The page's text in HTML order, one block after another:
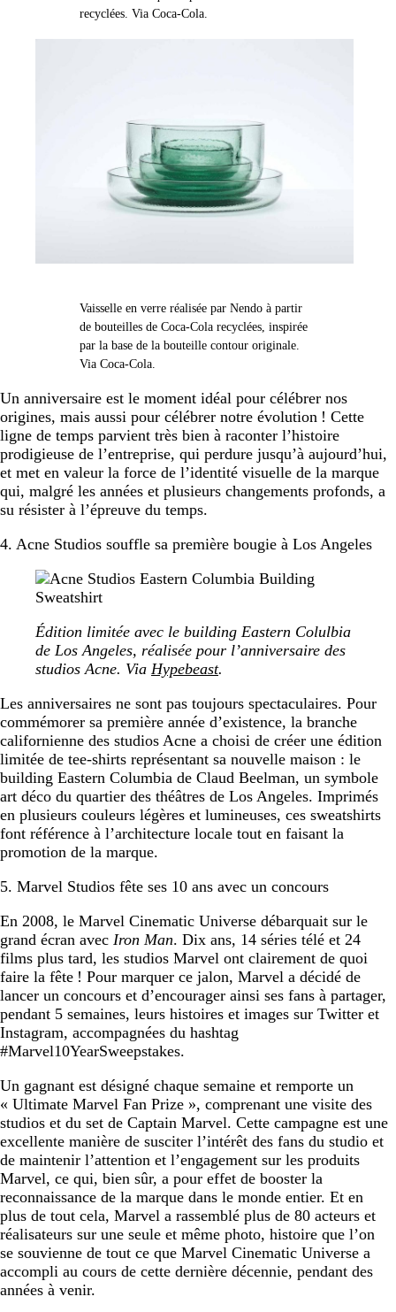
recyclées. Via Coca-Cola.
Vaisselle en verre réalisée par Nendo à partir
de bouteilles de Coca-Cola recyclées, inspirée
par la base de la bouteille contour originale.
Via Coca-Cola.
Un anniversaire est le moment idéal pour célébrer nos
origines, mais aussi pour célébrer notre évolution ! Cette
ligne de temps parvient très bien à raconter l’histoire
prodigieuse de l’entreprise, qui perdure jusqu’à aujourd’hui,
et met en valeur la force de l’identité visuelle de la marque
qui, malgré les années et plusieurs changements profonds, a
su résister à l’épreuve du temps.
4. Acne Studios souffle sa première bougie à Los Angeles
Édition limitée avec le building Eastern Colulbia
de Los Angeles, réalisée pour l’anniversaire des
studios Acne. Via Hypebeast.
Les anniversaires ne sont pas toujours spectaculaires. Pour
commémorer sa première année d’existence, la branche
californienne des studios Acne a choisi de créer une édition
limitée de tee-shirts représentant sa nouvelle maison : le
building Eastern Columbia de Claud Beelman, un symbole
art déco du quartier des théâtres de Los Angeles. Imprimés
en plusieurs couleurs légères et lumineuses, ces sweatshirts
font référence à l’architecture locale tout en faisant la
promotion de la marque.
5. Marvel Studios fête ses 10 ans avec un concours
En 2008, le Marvel Cinematic Universe débarquait sur le
grand écran avec Iron Man. Dix ans, 14 séries télé et 24
films plus tard, les studios Marvel ont clairement de quoi
faire la fête ! Pour marquer ce jalon, Marvel a décidé de
lancer un concours et d’encourager ainsi ses fans à partager,
pendant 5 semaines, leurs histoires et images sur Twitter et
Instagram, accompagnées du hashtag
#Marvel10YearSweepstakes.
Un gagnant est désigné chaque semaine et remporte un
« Ultimate Marvel Fan Prize », comprenant une visite des
studios et du set de Captain Marvel. Cette campagne est une
excellente manière de susciter l’intérêt des fans du studio et
de maintenir l’attention et l’engagement sur les produits
Marvel, ce qui, bien sûr, a pour effet de booster la
reconnaissance de la marque dans le monde entier. Et en
plus de tout cela, Marvel a rassemblé plus de 80 acteurs et
réalisateurs sur une seule et même photo, histoire que l’on
se souvienne de tout ce que Marvel Cinematic Universe a
accompli au cours de cette dernière décennie, pendant des
années à venir.